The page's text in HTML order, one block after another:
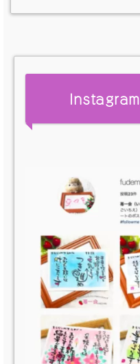
Instagram